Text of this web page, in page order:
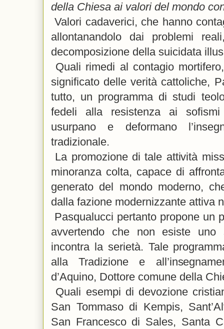
della Chiesa ai valori del mondo
Valori cadaverici, che hanno
allontanandolo dai problemi
decomposizione della suicidata
Quali rimedi al contagio
significato delle verità cattoliche,
tutto, un programma di studi
fedeli alla resistenza ai
usurpano e deformano
tradizionale.
La promozione di tale attività
minoranza colta, capace di
generato del mondo moderno,
dalla fazione modernizzante attiva
Pasqualucci pertanto propone un
avvertendo che non esiste
incontra la serietà. Tale
alla Tradizione e
d’Aquino, Dottore comune della
Quali esempi di devozione
San Tommaso di Kempis,
San Francesco di Sales, Santa